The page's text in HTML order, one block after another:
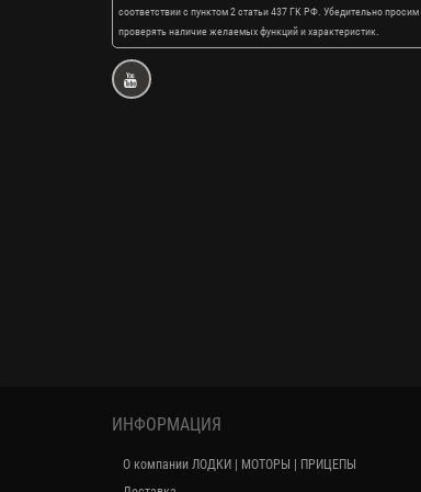
соответствии с пунктом 2 статьи 437 ГК РФ. Убедительно
проверять наличие желаемых функций и характеристик.
ИНФОРМАЦИЯ
О компании ЛОДКИ | МОТОРЫ | ПРИЦЕПЫ